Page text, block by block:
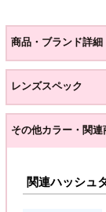
商品・ブランド詳細
レンズスペック
その他カラー・関連
関連ハッシュ